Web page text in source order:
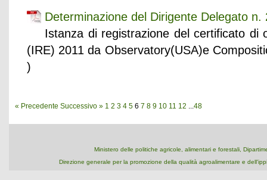
Determinazione del Dirigente Delegato
Istanza di registrazione del certificato di
(IRE) 2011 da Observatory(USA)e
)
« Precedente Successivo » 1 2 3 4 5 6 7 8 9 10 11 12 ...48
Ministero delle politiche agricole, alimentari e forestali,
Direzione generale per la promozione della qualità agroalimentare e